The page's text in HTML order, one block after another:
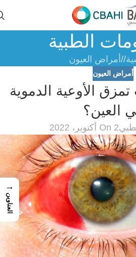
الطبية
/ أمراض العيون
أمراض العيون
الأوعية الدموية
العين؟
On 2 أكتوبر، 2022
→
العناوين